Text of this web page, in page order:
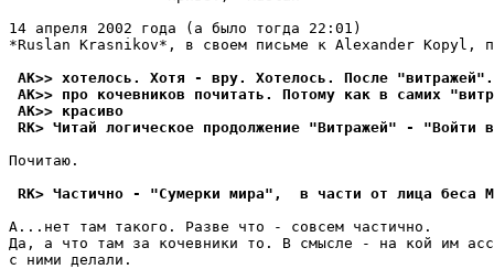
14 апреля 2002 года (а было тогда 22:01)
*Ruslan Krasnikov*, в своем письме к Alexander Kopyl,
AK>> хотелось. Хотя - вру. Хотелось. После
AK>> про кочевников почитать. Потому как в самих
AK>> красиво
RK> Читай логическое продолжение "Витражей" - "Войти
Почитаю.
RK> Частично - "Сумерки мира",  в части от лица беса
А...нет там такого. Разве что - совсем частично.
Да, а что там за кочевники то. В смысле - на кой им
с ними делали.